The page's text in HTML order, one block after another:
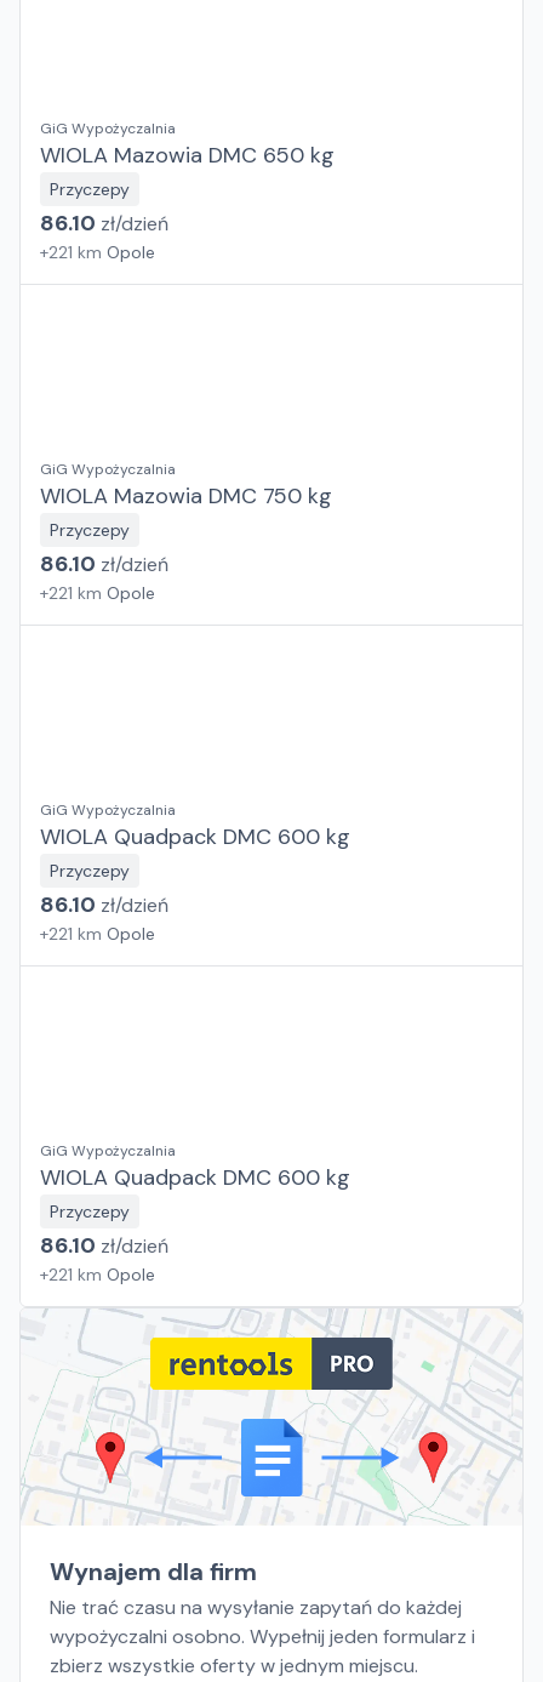
GiG Wypożyczalnia
WIOLA Mazowia DMC 650 kg
Przyczepy
86.10 zł/dzień
+221 km Opole
GiG Wypożyczalnia
WIOLA Mazowia DMC 750 kg
Przyczepy
86.10 zł/dzień
+221 km Opole
GiG Wypożyczalnia
WIOLA Quadpack DMC 600 kg
Przyczepy
86.10 zł/dzień
+221 km Opole
GiG Wypożyczalnia
WIOLA Quadpack DMC 600 kg
Przyczepy
86.10 zł/dzień
+221 km Opole
Wynajem dla firm
Nie trać czasu na wysyłanie zapytań do każdej
wypożyczalni osobno. Wypełnij jeden formularz i
zbierz wszystkie oferty w jednym miejscu.